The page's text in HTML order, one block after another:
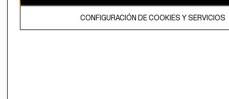
El contenido de esta página web está protegido por copyright y es
CONFIGURACIÓN DE COOKIES Y SERVICIOS